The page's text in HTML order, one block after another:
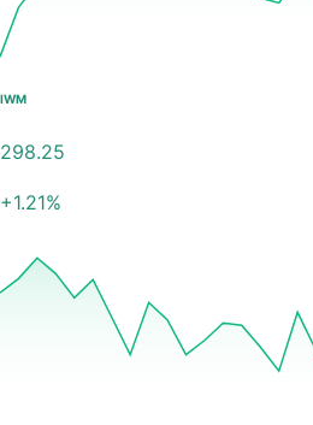
IWM
298.25
+1.21%